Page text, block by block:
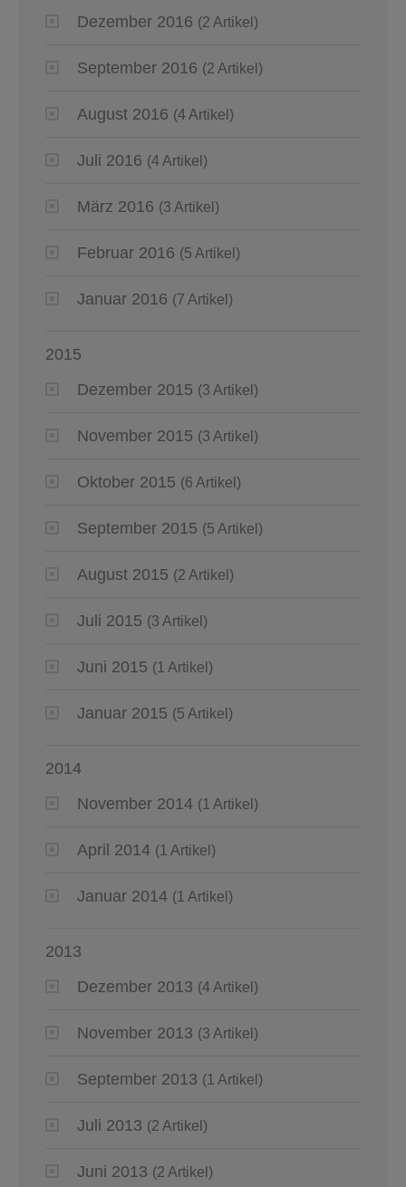
Dezember 2016 (2 Artikel)
September 2016 (2 Artikel)
August 2016 (4 Artikel)
Juli 2016 (4 Artikel)
März 2016 (3 Artikel)
Februar 2016 (5 Artikel)
Januar 2016 (7 Artikel)
2015
Dezember 2015 (3 Artikel)
November 2015 (3 Artikel)
Oktober 2015 (6 Artikel)
September 2015 (5 Artikel)
August 2015 (2 Artikel)
Juli 2015 (3 Artikel)
Juni 2015 (1 Artikel)
Januar 2015 (5 Artikel)
2014
November 2014 (1 Artikel)
April 2014 (1 Artikel)
Januar 2014 (1 Artikel)
2013
Dezember 2013 (4 Artikel)
November 2013 (3 Artikel)
September 2013 (1 Artikel)
Juli 2013 (2 Artikel)
Juni 2013 (2 Artikel)